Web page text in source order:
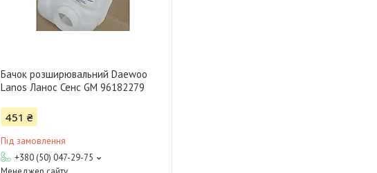
Бачок розширювальний Daewoo
Lanos Ланос Сенс GM 96182279
451 ₴
Під замовлення
+380 (50) 047-29-75